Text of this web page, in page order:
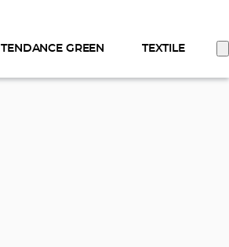
TENDANCE GREEN TEXTILE